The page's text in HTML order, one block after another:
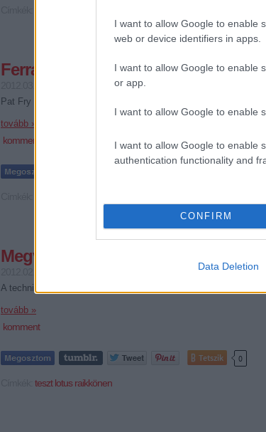
I want to allow Google to enable
web or device identifiers in apps.
I want to allow Google to enable
or app.
I want to allow Google to enable
I want to allow Google to enable
authentication functionality and
CONFIRM
Data Deletion
Ferrari: Dobogóra is alkalmatlanok
Pat Fry technikai igazgató megerősítette, amit a
tovább »
komment
Megvan, mi volt a baj a Lotusszal
A technikai igazgató - nagy vonalakban - ismertette a problémát,
tovább »
komment
Tetszik 0
teszt lotus raikkönen